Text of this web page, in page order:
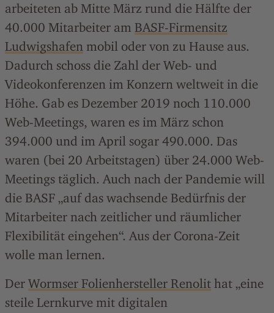
arbeiteten ab Mitte März rund die Hälfte der
40.000 Mitarbeiter am BASF-Firmensitz
Ludwigshafen mobil oder von zu Hause aus.
Dadurch schoss die Zahl der Web- und
Videokonferenzen im Konzern weltweit in die
Höhe. Gab es Dezember 2019 noch 110.000
Web-Meetings, waren es im März schon
394.000 und im April sogar 490.000. Das
waren (bei 20 Arbeitstagen) über 24.000 Web-
Meetings täglich. Auch nach der Pandemie will
die BASF „auf das wachsende Bedürfnis der
Mitarbeiter nach zeitlicher und räumlicher
Flexibilität eingehen“. Aus der Corona-Zeit
wolle man lernen.
Der Wormser Folienhersteller Renolit hat „eine
steile Lernkurve mit digitalen